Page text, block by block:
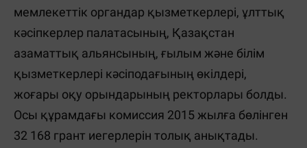
мемлекеттік органдар қызметкерлері, ұлттық
кәсіпкерлер палатасының, Қазақстан
азаматтық альянсының, ғылым және білім
қызметкерлері кәсіподағының өкілдері,
жоғары оқу орындарының ректорлары болды.
Осы құрамдағы комиссия 2015 жылға бөлінген
32 168 грант иегерлерін толық анықтады.